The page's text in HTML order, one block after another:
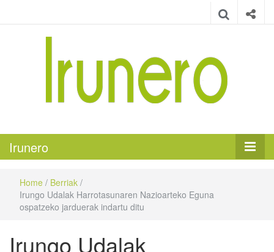
Irunero
Home / Berriak /
Irungo Udalak Harrotasunaren Nazioarteko Eguna
ospatzeko jarduerak indartu ditu
Irungo Udalak